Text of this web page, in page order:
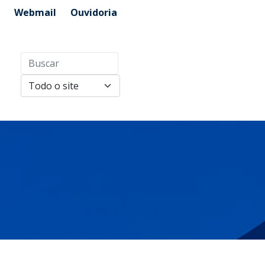
Webmail Ouvidoria